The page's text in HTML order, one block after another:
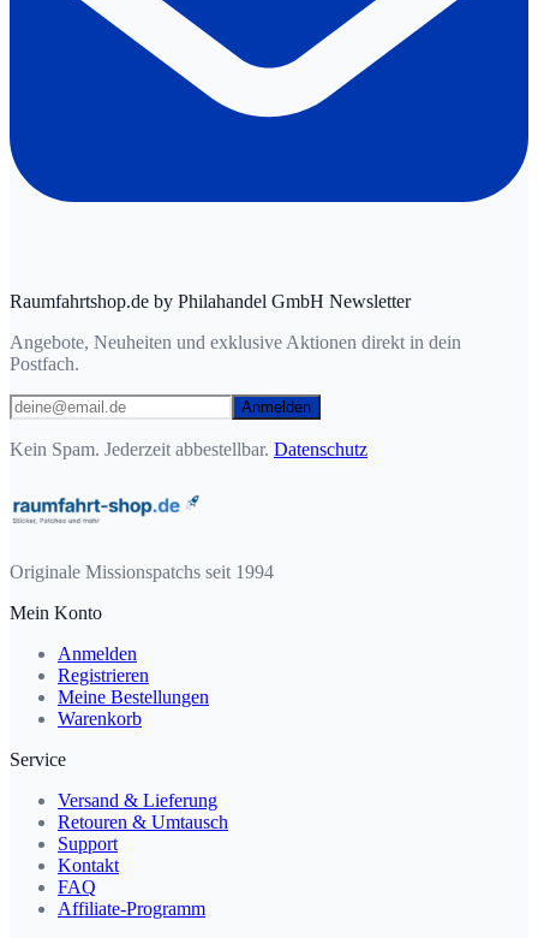
Raumfahrtshop.de by Philahandel GmbH Newsletter
Angebote, Neuheiten und exklusive Aktionen direkt in dein
Postfach.
Anmelden
Kein Spam. Jederzeit abbestellbar. Datenschutz
Originale Missionspatchs seit 1994
Mein Konto
Anmelden
Registrieren
Meine Bestellungen
Warenkorb
Service
Versand & Lieferung
Retouren & Umtausch
Support
Kontakt
FAQ
Affiliate-Programm